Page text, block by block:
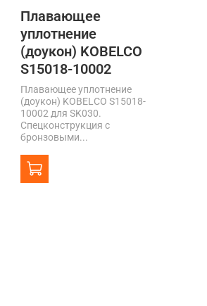
Плавающее
уплотнение
(доукон) KOBELCO
S15018-10002
Плавающее уплотнение
(доукон) KOBELCO S15018-
10002 для SK030.
Спецконструкция с
бронзовыми...